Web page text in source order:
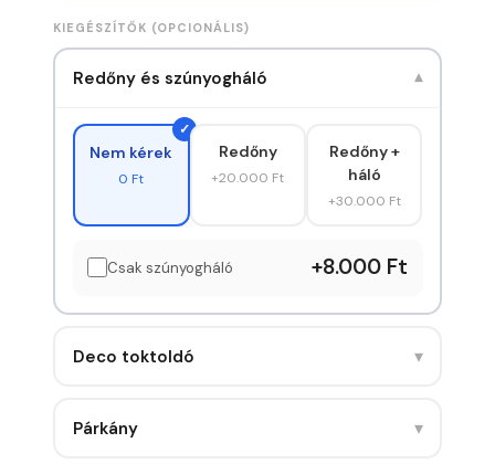
KIEGÉSZÍTŐK (OPCIONÁLIS)
Redőny és szúnyogháló ▾
Nem kérek
0 Ft
Redőny
+20.000 Ft
Redőny +
háló
+30.000 Ft
Csak szúnyogháló +8.000 Ft
Deco toktoldó ▾
Párkány ▾